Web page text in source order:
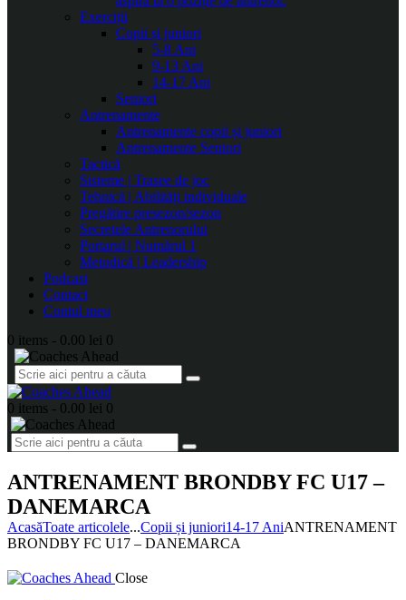
Exerciții
Copii și juniori
5-8 Ani
9-13 Ani
14-17 Ani
Seniori
Antrenamente
Antrenamente copii și juniori
Antrenamente Seniori
Tactică
Sisteme | Trasee de joc
Tehnică | Abilități individuale
Pregătire presezon/sezon
Secretele Antrenorului
Portarul | Numărul 1
Metodică | Leadership
Podcast
Contact
Contul meu
0 items - 0.00 lei 0
0 items - 0.00 lei 0
ANTRENAMENT BRONDBY FC U17 –
DANEMARCA
AcasăToate articolele...Copii și juniori14-17 AniANTRENAMENT
BRONDBY FC U17 – DANEMARCA
Close